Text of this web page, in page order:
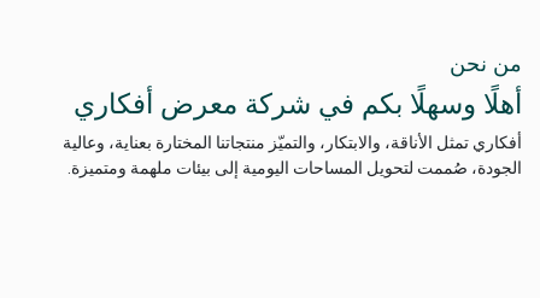
من نحن
أهلًا وسهلًا بكم في شركة معرض أفكاري
أفكاري تمثل الأناقة، والابتكار، والتميّز منتجاتنا المختارة بعناية، وعالية
الجودة، صُممت لتحويل المساحات اليومية إلى بيئات ملهمة ومتميزة.